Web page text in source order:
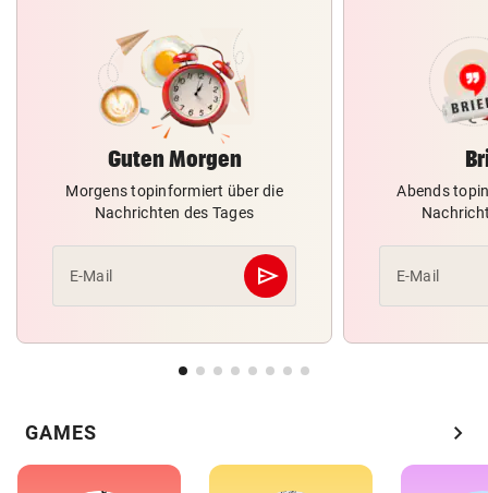
Guten Morgen
Morgens topinformiert über die
Nachrichten des Tages
E-Mail send
Abschicken
Abends
E-Mail
GAMES chevron_right